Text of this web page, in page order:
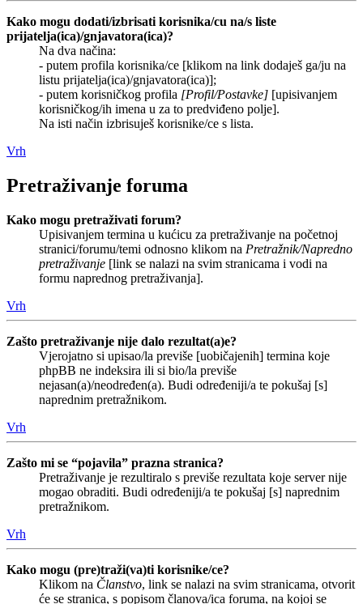
Kako mogu dodati/izbrisati korisnika/cu na/s liste
prijatelja(ica)/gnjavatora(ica)?
Na dva načina:
- putem profila korisnika/ce [klikom na link dodaješ ga/ju na
listu prijatelja(ica)/gnjavatora(ica)];
- putem korisničkog profila [Profil/Postavke] [upisivanjem
korisničkog/ih imena u za to predviđeno polje].
Na isti način izbrisuješ korisnike/ce s lista.
Vrh
Pretraživanje foruma
Kako mogu pretraživati forum?
Upisivanjem termina u kućicu za pretraživanje na početnoj
stranici/forumu/temi odnosno klikom na Pretražnik/Napredno
pretraživanje [link se nalazi na svim stranicama i vodi na
formu naprednog pretraživanja].
Vrh
Zašto pretraživanje nije dalo rezultat(a)e?
Vjerojatno si upisao/la previše [uobičajenih] termina koje
phpBB ne indeksira ili si bio/la previše
nejasan(a)/neodređen(a). Budi određeniji/a te pokušaj [s]
naprednim pretražnikom.
Vrh
Zašto mi se “pojavila” prazna stranica?
Pretraživanje je rezultiralo s previše rezultata koje server nije
mogao obraditi. Budi određeniji/a te pokušaj [s] naprednim
pretražnikom.
Vrh
Kako mogu (pre)traži(va)ti korisnike/ce?
Klikom na Članstvo, link se nalazi na svim stranicama, otvorit
će se stranica, s popisom članova/ica foruma, na kojoj se